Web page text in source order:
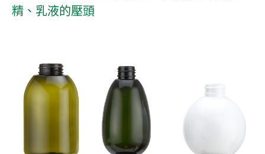
精、乳液的壓頭